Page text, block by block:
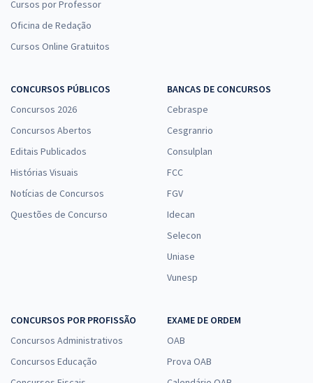
Cursos por Professor
Oficina de Redação
Cursos Online Gratuitos
CONCURSOS PÚBLICOS
Concursos 2026
Concursos Abertos
Editais Publicados
Histórias Visuais
Notícias de Concursos
Questões de Concurso
BANCAS DE CONCURSOS
Cebraspe
Cesgranrio
Consulplan
FCC
FGV
Idecan
Selecon
Uniase
Vunesp
CONCURSOS POR PROFISSÃO
Concursos Administrativos
Concursos Educação
EXAME DE ORDEM
OAB
Prova OAB